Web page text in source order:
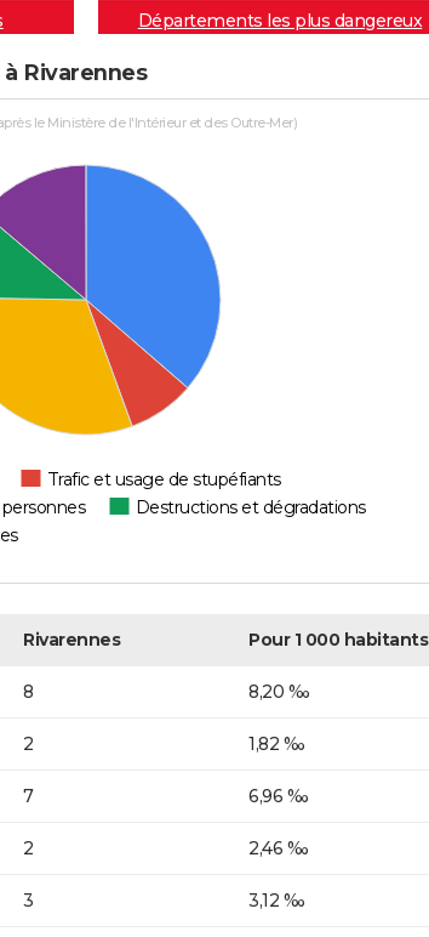
Départements les plus dangereux
Rivarennes
le Ministère de l'Intérieur et des Outre-Mer)
Trafic et usage de stupéfiants
Destructions et dégradations
Rivarennes Pour 1 000 habitants
8 8,20 ‰
2 1,82 ‰
7 6,96 ‰
2 2,46 ‰
3 3,12 ‰